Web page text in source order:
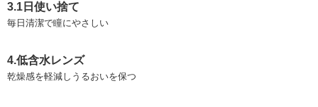
3.1日使い捨て
毎日清潔で瞳にやさしい
4.低含水レンズ
乾燥感を軽減しうるおいを保つ